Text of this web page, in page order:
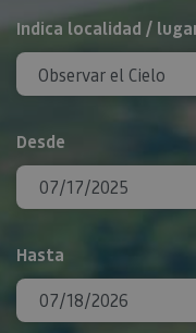
BUSCAR
Indica localidad /
Desde
Hasta